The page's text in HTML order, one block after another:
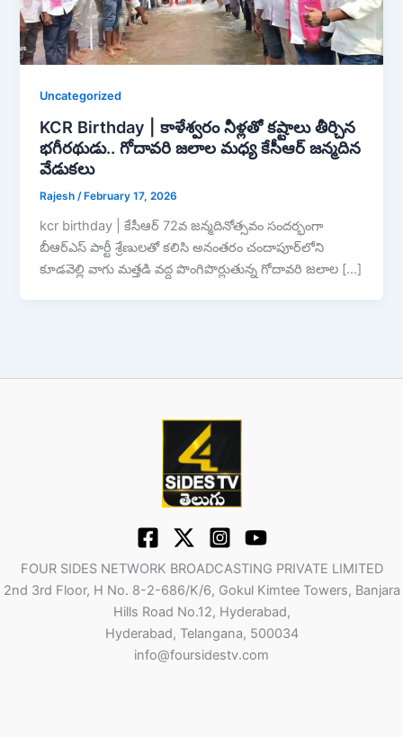
Uncategorized
KCR Birthday | కాళేశ్వరం నీళ్లతో కష్టాలు తీర్చిన
భగీరథుడు.. గోదావరి జలాల మధ్య కేసీఆర్ జన్మదిన
వేడుకలు
Rajesh/ February 17, 2026
kcr birthday | కేసీఆర్ 72వ జన్మదినోత్సవం సందర్భంగా
బీఆర్ఎస్ పార్టీ శ్రేణులతో కలిసి అనంతరం చందాపూర్‌లోని
కూడవెల్లి వాగు మత్తడి వద్ద పొంగిపొర్లుతున్న గోదావరి జలాల […]
FOUR SIDES NETWORK BROADCASTING PRIVATE LIMITED
2nd 3rd Floor, H No. 8-2-686/K/6, Gokul Kimtee Towers, Banjara
Hills Road No.12, Hyderabad,
Hyderabad, Telangana, 500034
info@foursidestv.com